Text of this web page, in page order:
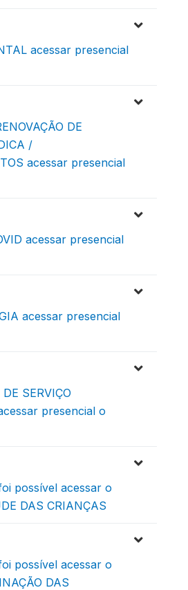
acessar presencial
DE
/
acessar presencial
acessar presencial
acessar presencial
SERVIÇO
presencial o
possível acessar o
DAS CRIANÇAS
possível acessar o
DAS